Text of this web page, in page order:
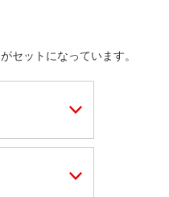
セットになっています。